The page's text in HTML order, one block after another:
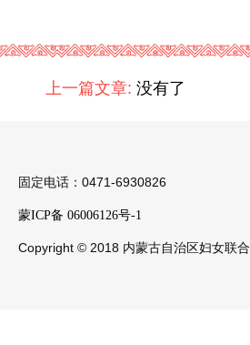
上一篇文章: 没有了
固定电话：0471-6930826
蒙ICP备 06006126号-1
Copyright © 2018 内蒙古自治区妇女联